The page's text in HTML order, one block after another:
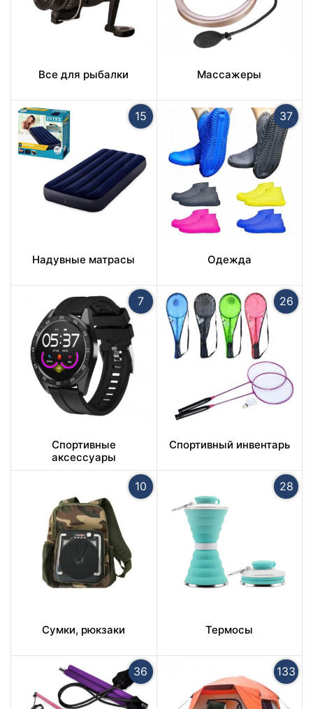
Все для рыбалки Массажеры
15
Надувные матрасы
37
Одежда
7
Спортивные
аксессуары
26
Спортивный инвентарь
10
Сумки, рюкзаки
28
Термосы
36 133